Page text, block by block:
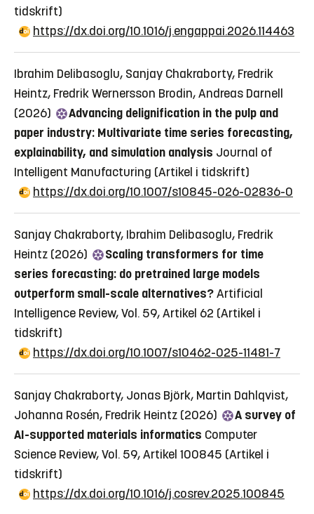
tidskrift)
https://dx.doi.org/10.1016/j.engappai.2026.114463
Ibrahim Delibasoglu, Sanjay Chakraborty, Fredrik
Heintz, Fredrik Wernersson Brodin, Andreas Darnell
(2026)
Advancing delignification in the pulp and
paper industry: Multivariate time series forecasting,
explainability, and simulation analysis Journal of
Intelligent Manufacturing (Artikel i tidskrift)
https://dx.doi.org/10.1007/s10845-026-02836-0
Sanjay Chakraborty, Ibrahim Delibasoglu, Fredrik
Heintz (2026)
Scaling transformers for time
series forecasting: do pretrained large models
outperform small-scale alternatives?Artificial
Intelligence Review, Vol. 59, Artikel 62 (Artikel i
tidskrift)
https://dx.doi.org/10.1007/s10462-025-11481-7
Sanjay Chakraborty, Jonas Björk, Martin Dahlqvist,
Johanna Rosén, Fredrik Heintz (2026)
A survey of
AI-supported materials informatics Computer
Science Review, Vol. 59, Artikel 100845 (Artikel i
tidskrift)
https://dx.doi.org/10.1016/j.cosrev.2025.100845